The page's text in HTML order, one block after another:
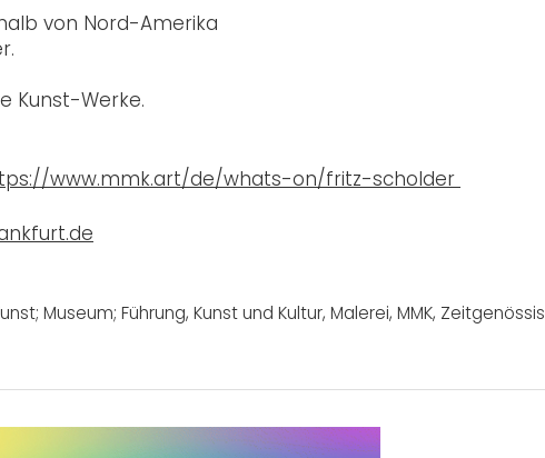
von Nord-Amerika
Kunst-Werke.
www.mmk.art/de/whats-on/fritz-scholder
Museum; Führung, Kunst und Kultur, Malerei, MMK,